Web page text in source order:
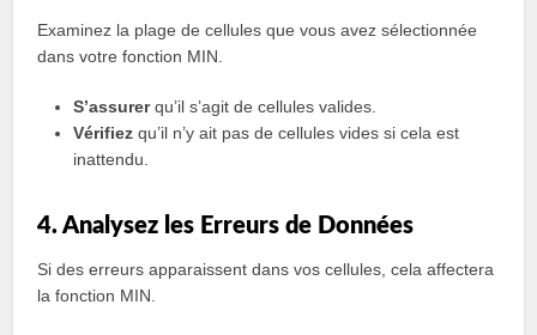
Examinez la plage de cellules que vous avez sélectionnée
dans votre fonction MIN.
S’assurerqu’il s’agit de cellules valides.
Vérifiez qu’il n’y ait pas de cellules vides si cela est
inattendu.
4. Analysez les Erreurs de Données
Si des erreurs apparaissent dans vos cellules, cela affectera
la fonction MIN.